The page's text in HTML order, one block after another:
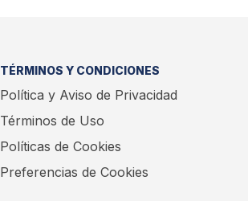
TÉRMINOS Y CONDICIONES
Política y Aviso de Privacidad
Términos de Uso
Políticas de Cookies
Preferencias de Cookies